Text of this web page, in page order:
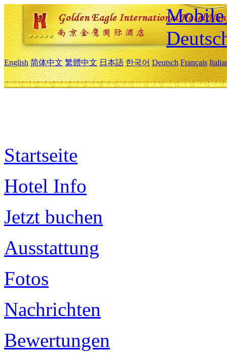
Mobile
English 简体中文 繁體中文 日本語 한국어 Deutsch Français
Startseite
Hotel Info
Jetzt buchen
Ausstattung
Fotos
Nachrichten
Bewertungen